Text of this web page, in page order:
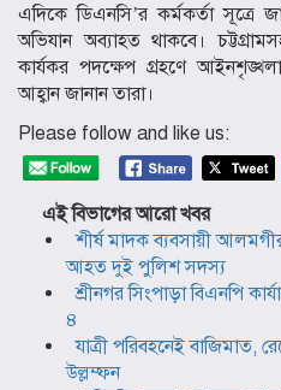
এদিকে ডিএনসি’র কর্মকর্তা সূত্রে
অভিযান অব্যাহত থাকবে।
কার্যকর পদক্ষেপ গ্রহণে
আহ্বান জানান তারা।
Please follow and like us:
এই বিভাগের আরো খবর
শীর্ষ মাদক ব্যবসায়ী
আহত দুই পুলিশ সদস্য
শ্রীনগর সিংপাড়া বিএনপি
৪
যাত্রী পরিবহনেই বাজিমাত,
উল্লম্ফন